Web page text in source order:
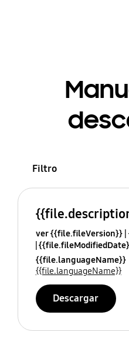
Filtro
ver {{file.fileVersion}}
{{file.languageName}}
{{file.languageName}}
Descargar